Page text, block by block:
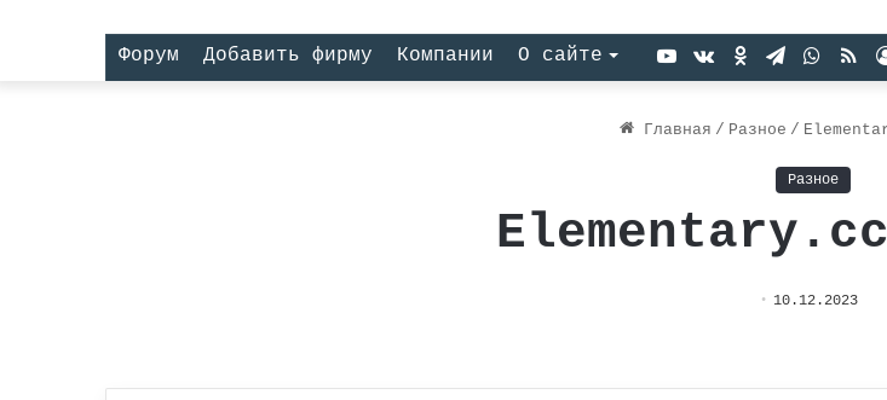
Форум Добавить фирму Компании О сайте Telegram
vk.com
YouTube
Главная / Разное /
Разное
10.12.2023